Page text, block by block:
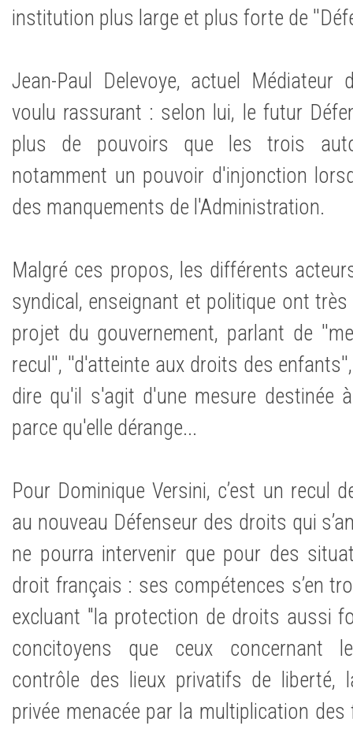
institution plus large et plus forte de
Jean-Paul Delevoye, actuel Médiateur
voulu rassurant : selon lui, le futur
plus de pouvoirs que les trois
notamment un pouvoir d'injonction
des manquements de l'Administration.
Malgré ces propos, les différents
syndical, enseignant et politique ont
projet du gouvernement, parlant de
recul'', ''d'atteinte aux droits des
dire qu'il s'agit d'une mesure destinée
parce qu'elle dérange...
Pour Dominique Versini, c’est un recul
au nouveau Défenseur des droits qui
ne pourra intervenir que pour des
droit français : ses compétences s’en
excluant "la protection de droits aussi
concitoyens que ceux concernant
contrôle des lieux privatifs de liberté,
privée menacée par la multiplication